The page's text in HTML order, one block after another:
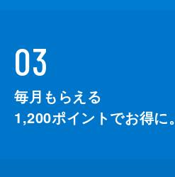
03
毎月もらえる
1,200ポイントでお得に。